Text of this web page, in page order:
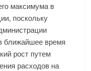
максимума в
поскольку
ближайшее время
рост путем
расходов на